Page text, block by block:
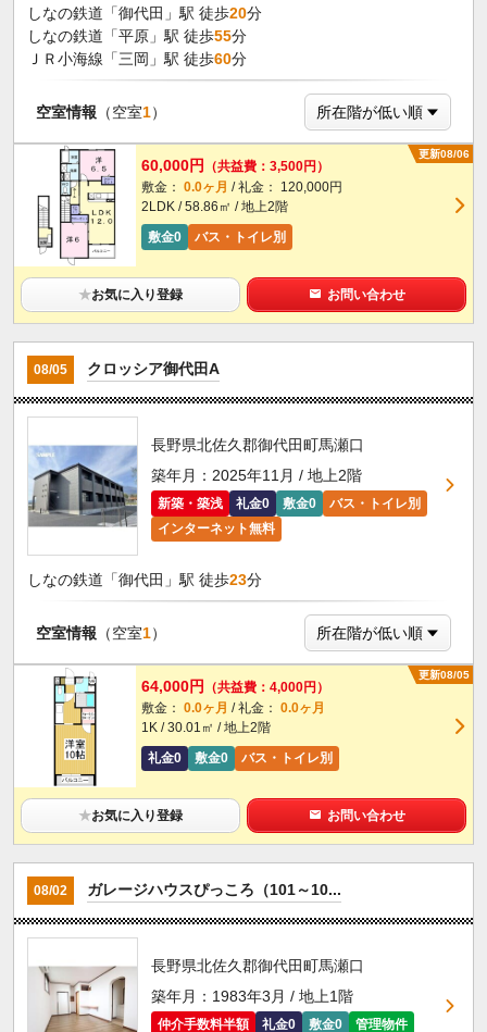
しなの鉄道「御代田」駅 徒歩20分
しなの鉄道「平原」駅 徒歩55分
ＪＲ小海線「三岡」駅 徒歩60分
空室情報 （空室1）
更新08/06
60,000円
（共益費：3,500円）
敷金： 0.0ヶ月 / 礼金： 120,000円
2LDK / 58.86㎡ / 地上2階
敷金0
バス・トイレ別
★お気に入り登録 お問い合わせ
08/05 クロッシア御代田A
長野県北佐久郡御代田町馬瀬口
築年月：2025年11月 / 地上2階
新築・築浅 礼金0 敷金0
バス・トイレ別
インターネット無料
しなの鉄道「御代田」駅 徒歩23分
空室情報 （空室1）
更新08/05
64,000円
（共益費：4,000円）
敷金： 0.0ヶ月 / 礼金： 0.0ヶ月
1K / 30.01㎡ / 地上2階
礼金0
敷金0 バス・トイレ別
★お気に入り登録 お問い合わせ
08/02 ガレージハウスぴっころ（101～10...
長野県北佐久郡御代田町馬瀬口
築年月：1983年3月 / 地上1階
仲介手数料半額 礼金0 敷金0 管理物件